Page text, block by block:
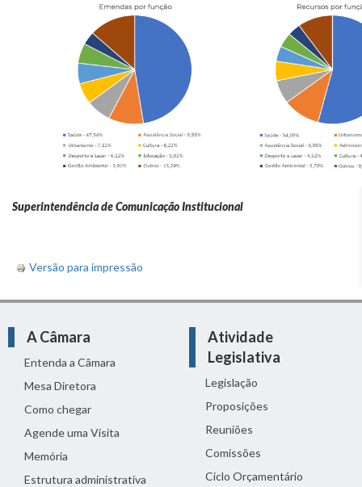
Superintendência de Comunicação Institucional
Versão para impressão
A Câmara
Entenda a Câmara
Mesa Diretora
Como chegar
Agende uma Visita
Memória
Estrutura administrativa
Atividade
Legislativa
Legislação
Proposições
Reuniões
Comissões
Ciclo Orçamentário